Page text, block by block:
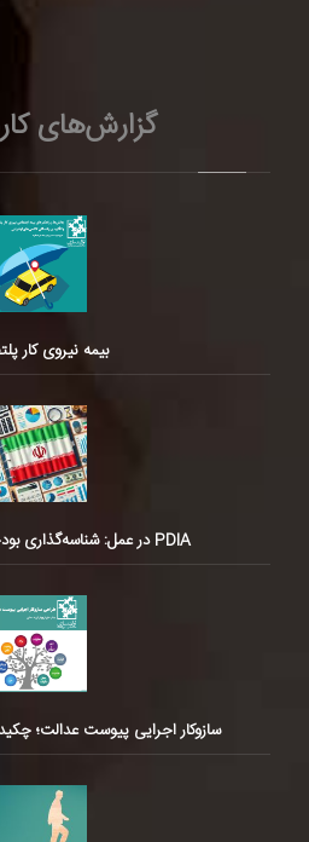
گزارش‌های
بیمه نیروی کار
PDIA در عمل: شناسه‌گذاری بودجه و طبقه‌بندی آن
سازوکار اجرایی پیوست عدالت؛